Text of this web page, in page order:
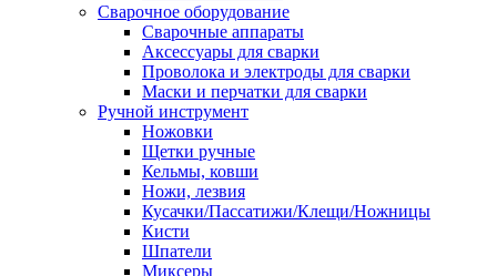
Сварочное оборудование
Сварочные аппараты
Аксессуары для сварки
Проволока и электроды для сварки
Маски и перчатки для сварки
Ручной инструмент
Ножовки
Щетки ручные
Кельмы, ковши
Ножи, лезвия
Кусачки/Пассатижи/Клещи/Ножницы
Кисти
Шпатели
Миксеры